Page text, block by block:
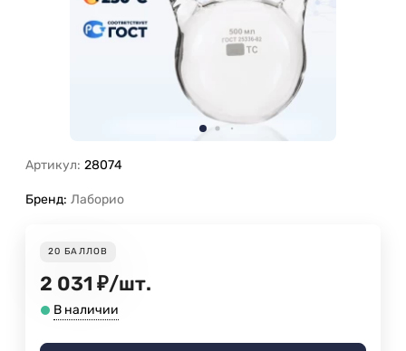
Артикул: 28074
Бренд: Лаборио
20 БАЛЛОВ
2 031 ₽/шт.
В наличии